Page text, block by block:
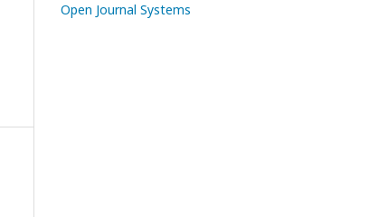
Open Journal Systems